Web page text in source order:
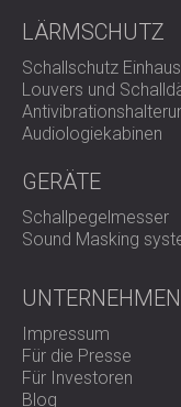
LÄRMSCHUTZ
Schallschutz
Louvers und
Audiologiekabinen
GERÄTE
Schallpegelmesser
Sound Masking
UNTERNEHMEN
Impressum
Für die Presse
Für Investoren
Blog